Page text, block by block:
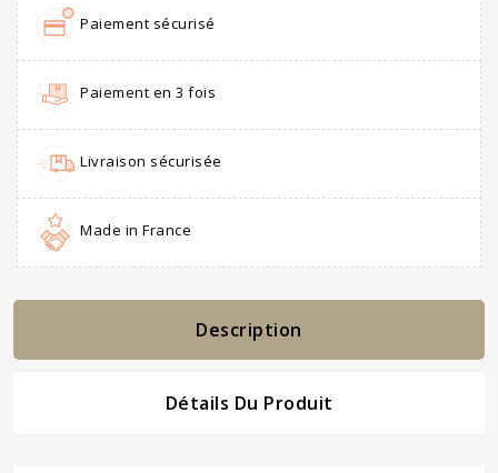
Paiement sécurisé
Paiement en 3 fois
Livraison sécurisée
Made in France
Description
Détails Du Produit